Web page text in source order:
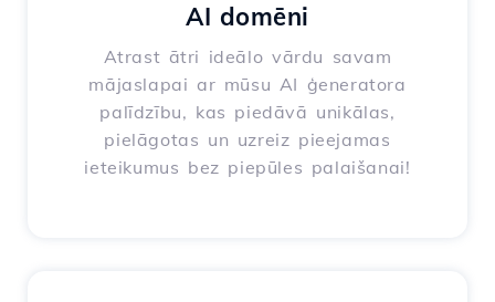
AI domēni
Atrast ātri ideālo vārdu savam
mājaslapai ar mūsu AI ģeneratora
palīdzību, kas piedāvā unikālas,
pielāgotas un uzreiz pieejamas
ieteikumus bez piepūles palaišanai!